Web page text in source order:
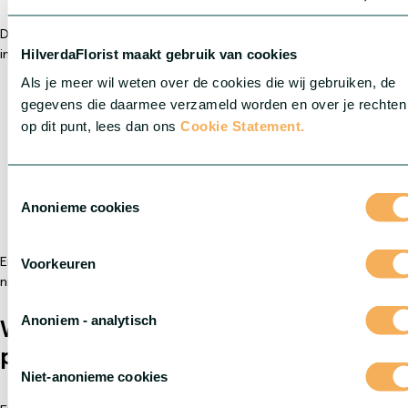
HilverdaFlorist maakt gebruik van cookies
Als je meer wil weten over de cookies die wij gebruiken, de
gegevens die daarmee verzameld worden en over je rechten
op dit punt, lees dan ons Cookie Statement.
Anonieme cookies
Voorkeuren
Anoniem - analytisch
Niet-anonieme cookies
De website is ontworpen om consumenten te inspireren en te
informeren. Bezoekers vinden onder andere:
Productinformatie: Ontdek onze bloemen en planten en leer
meer over hun eigenschappen.
Verzorgingstips:Praktische adviezen om bloemen en planten
Inspiratieartikelen:Trends, stylingideeën en creatieve
Verkooppunten: Een lijst van winkels om de bezoekers een
En dit is nog maar het begin! We blijven de website uitbreiden met
nieuwe artikelen, tips en een groeiend assortiment.
Wat betekent dit voor onze
partners?